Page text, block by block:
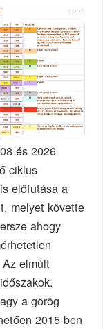
és 2026
ciklus
előfutása a
melyet követte
ahogy
elmúlt
a görög
2015-ben